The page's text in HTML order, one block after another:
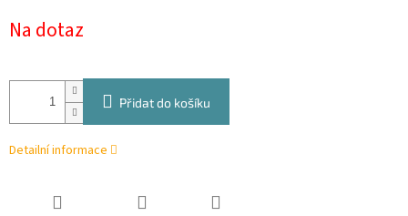
cena:
Na dotaz
Přidat do košíku
Detailní informace